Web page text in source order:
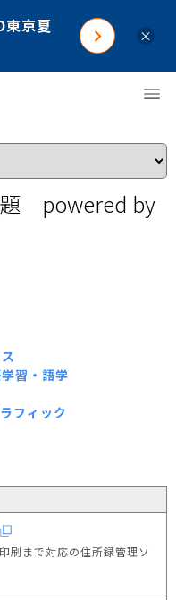
京夏
×
題 powered by
習・語学
フィック
刷まで対応の住所録管理ソ